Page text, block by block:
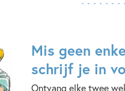
Mis geen
schrijf je in
Ontvang elke twee